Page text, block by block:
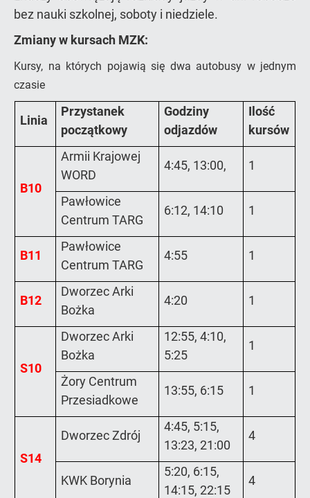
bez nauki szkolnej, soboty i niedziele.
Zmiany w kursach MZK:
Kursy, na których pojawią się dwa autobusy w jednym
czasie
Linia
Przystanek
początkowy
Godziny
odjazdów
Ilość
kursów
B10
Armii Krajowej
WORD
4:45, 13:00, 1
Pawłowice
Centrum TARG
6:12, 14:10 1
B11
Pawłowice
Centrum TARG
4:55 1
B12
Dworzec Arki
Bożka
4:20 1
S10
Dworzec Arki
Bożka
12:55, 4:10,
5:25
1
Żory Centrum
Przesiadkowe
13:55, 6:15 1
S14
Dworzec Zdrój
4:45, 5:15,
13:23, 21:00
4
KWK Borynia
5:20, 6:15,
14:15, 22:15
4